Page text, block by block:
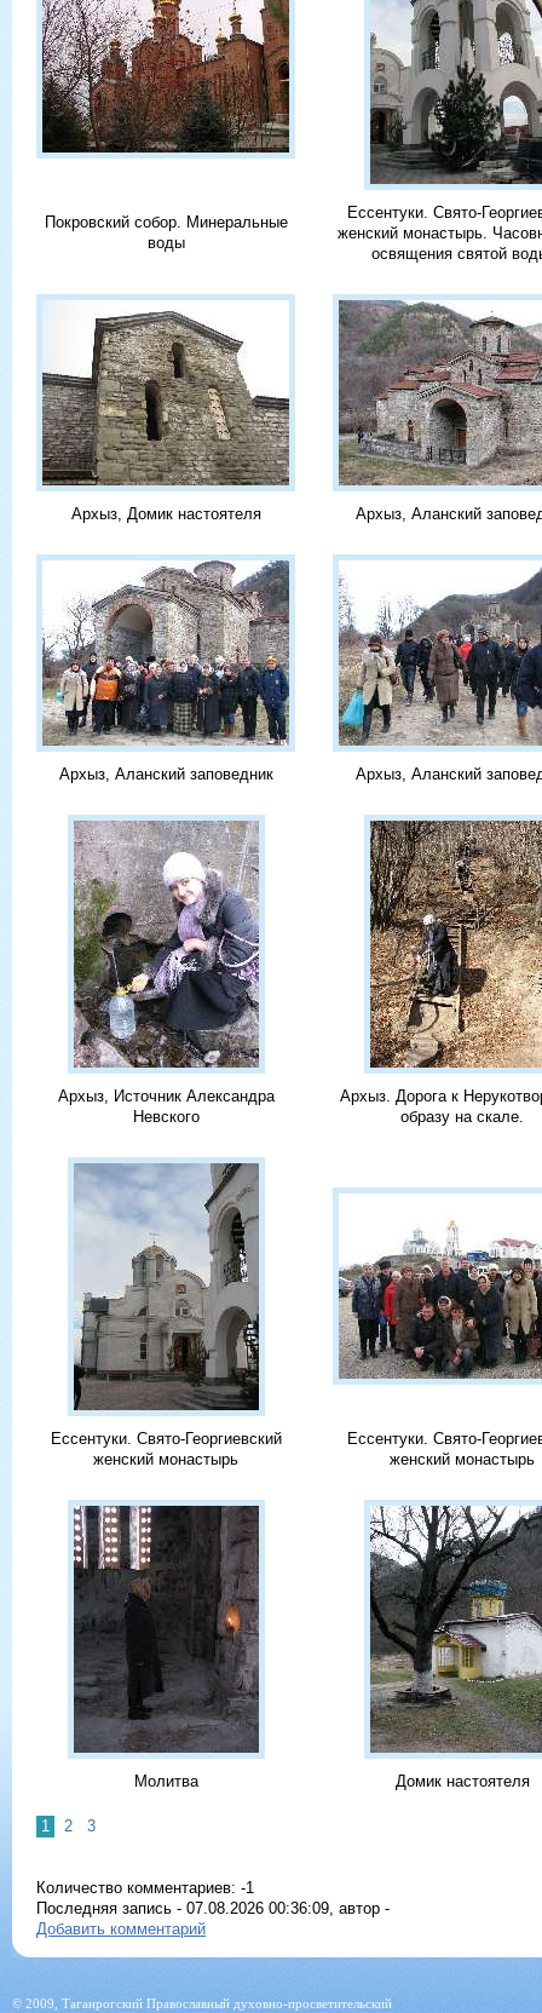
Покровский собор. Минеральные
воды
Ессентуки. Свято-
женский монастырь.
освящения святой
Архыз, Домик настоятеля Архыз, Аланский
Архыз, Аланский заповедник Архыз, Аланский
Архыз, Источник Александра
Невского
Архыз. Дорога к
образу на скале.
Ессентуки. Свято-Георгиевский
женский монастырь
Ессентуки. Свято-
женский монастырь
Молитва Домик настоятеля
1 2 3
Количество комментариев: -1
Последняя запись - 07.08.2026 00:36:09, автор -
Добавить комментарий
© 2009, Таганрогский Православный духовно-просветительский